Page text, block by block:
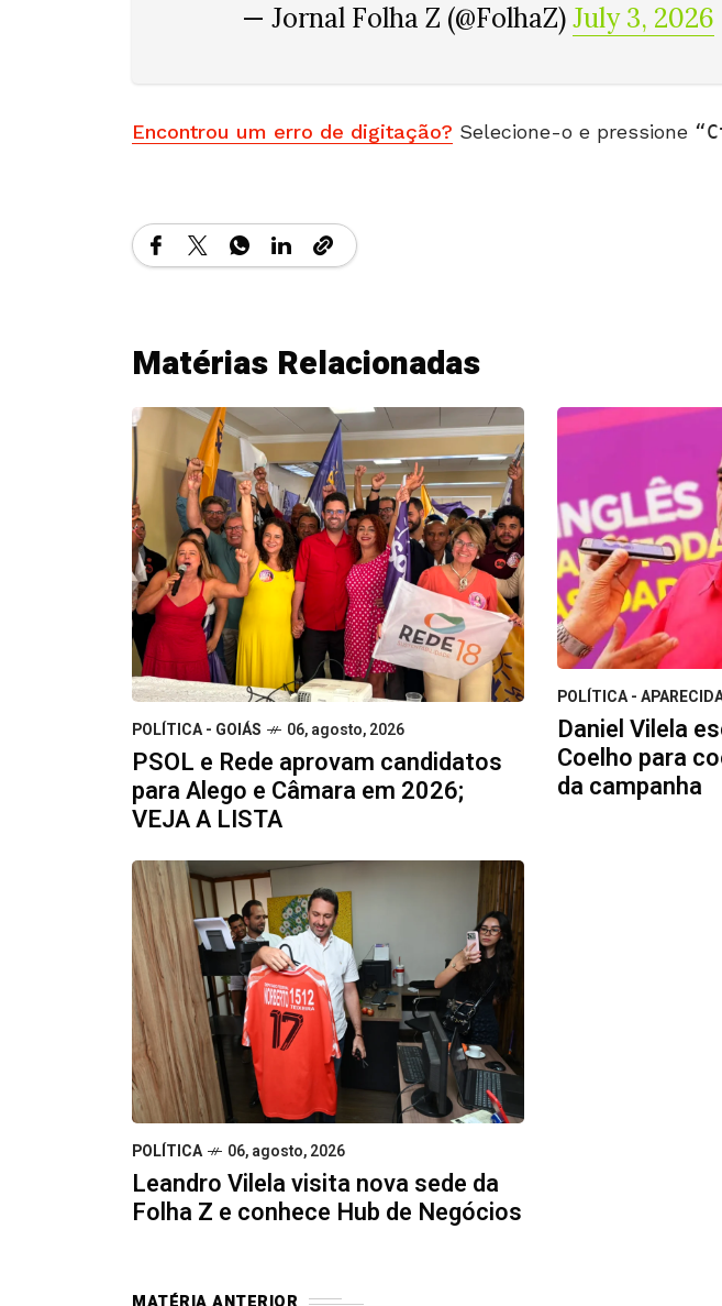
— Jornal Folha Z (@FolhaZ)July 3, 2026
Encontrou um erro de digitação? Selecione-o e pressione
Matérias Relacionadas
POLÍTICA - GOIÁS 06, agosto, 2026
PSOL e Rede aprovam candidatos
para Alego e Câmara em 2026;
VEJA A LISTA
POLÍTICA -
Daniel Vilela
Coelho para
da campanha
POLÍTICA 06, agosto, 2026
Leandro Vilela visita nova sede da
Folha Z e conhece Hub de Negócios